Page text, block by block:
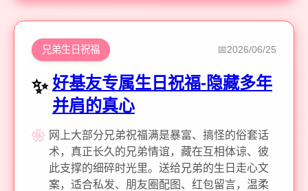
兄弟生日祝福 2026/06/25
好基友专属生日祝福-隐藏多年
并肩的真心
网上大部分兄弟祝福满是暴富、搞怪的俗套话
术，真正长久的兄弟情谊，藏在互相体谅、彼
此支撑的细碎时光里。送给兄弟的生日走心文
案，适合私发、朋友圈配图、红包留言，温柔